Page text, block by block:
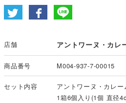
店舗 アントワーヌ・カレ
商品番号 M004-937-7-00015
セット内容
アントワーヌ・カレー
1箱6個入り(1個 直径